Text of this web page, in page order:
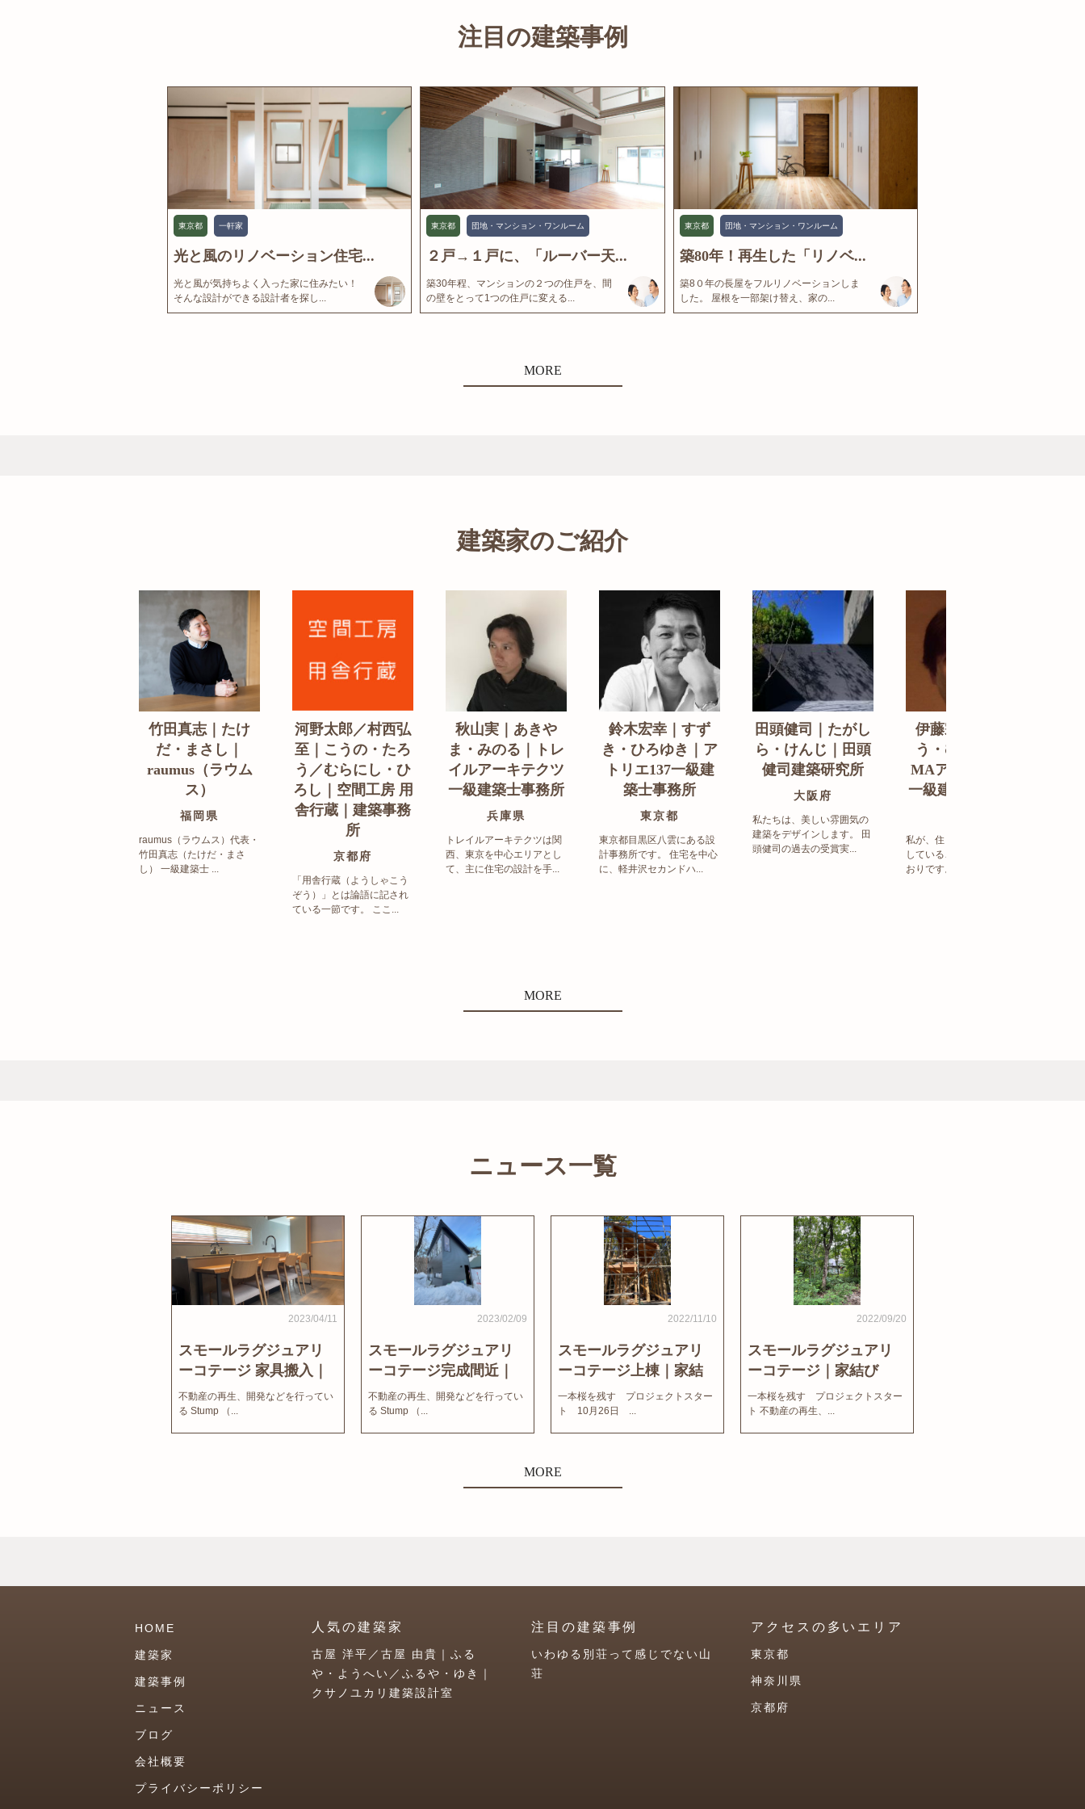
注目の建築事例
東京都 一軒家
光と風のリノベーション住宅...
光と風が気持ちよく入った家に住みたい！
そんな設計ができる設計者を探し...
東京都 団地・マンション・ワンルーム
２戸→１戸に、「ルーバー天...
築30年程、マンションの２つの住戸を、間
の壁をとって1つの住戸に変える...
東京都 団地・マンション・ワンルーム
築80年！再生した「リノベ...
築8０年の長屋をフルリノベーションしま
した。 屋根を一部架け替え、家の...
MORE
建築家のご紹介
竹田真志｜たけ
だ・まさし｜
raumus（ラウム
ス）
福岡県
raumus（ラウムス）代表・
竹田真志（たけだ・まさ
し） 一級建築士 ...
河野太郎／村西弘
至｜こうの・たろ
う／むらにし・ひ
ろし｜空間工房 用
舎行蔵｜建築事務
所
京都府
「用舎行蔵（ようしゃこう
ぞう）」とは論語に記され
ている一節です。 ここ...
秋山実｜あきや
ま・みのる｜トレ
イルアーキテクツ
一級建築士事務所
兵庫県
トレイルアーキテクツは関
西、東京を中心エリアとし
て、主に住宅の設計を手...
鈴木宏幸｜すず
き・ひろゆき｜ア
トリエ137一級建
築士事務所
東京都
東京都目黒区八雲にある設
計事務所です。 住宅を中心
に、軽井沢セカンドハ...
田頭健司｜たがし
ら・けんじ｜田頭
健司建築研究所
大阪府
私たちは、美しい雰囲気の
建築をデザインします。 田
頭健司の過去の受賞実...
伊藤宗明｜いと
う・むねあき｜
MAアーキテクト
一級建築士事務所
私が、住まい造りで大事に
していることは、以下のと
おりです。 洗練された...
MORE
ニュース一覧
2023/04/11
スモールラグジュアリ
ーコテージ 家具搬入｜
家結びNews
不動産の再生、開発などを行ってい
る Stump （...
2023/02/09
スモールラグジュアリ
ーコテージ完成間近｜
家結びNews
不動産の再生、開発などを行ってい
る Stump （...
2022/11/10
スモールラグジュアリ
ーコテージ上棟｜家結
びNews
一本桜を残す プロジェクトスター
ト 10月26日 ...
2022/09/20
スモールラグジュアリ
ーコテージ｜家結び
News
一本桜を残す プロジェクトスター
ト 不動産の再生、...
MORE
HOME
建築家
建築事例
ニュース
ブログ
会社概要
プライバシーポリシー
人気の建築家
古屋 洋平／古屋 由貴｜ふる
や・ようへい／ふるや・ゆき｜
クサノユカリ建築設計室
注目の建築事例
いわゆる別荘って感じでない山
荘
アクセスの多いエリア
東京都
神奈川県
京都府